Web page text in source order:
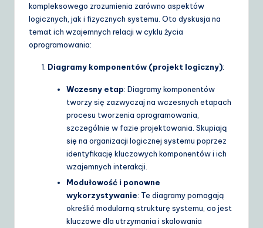
kompleksowego zrozumienia zarówno aspektów
logicznych, jak i fizycznych systemu. Oto dyskusja na
temat ich wzajemnych relacji w cyklu życia
oprogramowania:
Diagramy komponentów (projekt logiczny):
Wczesny etap: Diagramy komponentów
tworzy się zazwyczaj na wczesnych etapach
procesu tworzenia oprogramowania,
szczególnie w fazie projektowania. Skupiają
się na organizacji logicznej systemu poprzez
identyfikację kluczowych komponentów i ich
wzajemnych interakcji.
Modułowość i ponowne
wykorzystywanie: Te diagramy pomagają
określić modularną strukturę systemu, co jest
kluczowe dla utrzymania i skalowania